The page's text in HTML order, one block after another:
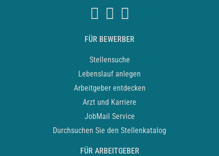
FÜR BEWERBER
Stellensuche
Lebenslauf anlegen
Arbeitgeber entdecken
Arzt und Karriere
JobMail Service
Durchsuchen Sie den Stellenkatalog
FÜR ARBEITGEBER